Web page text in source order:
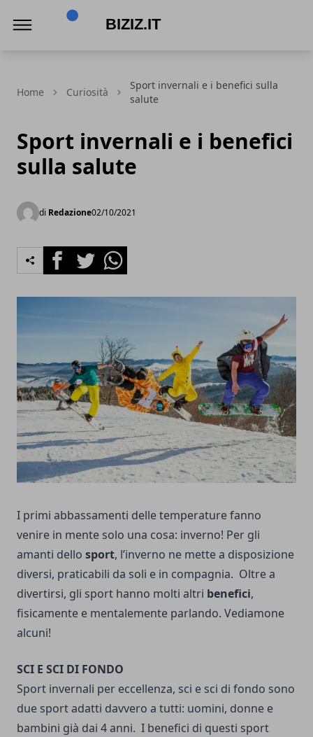
Home Curiosità
Sport invernali e i benefici sulla
salute
Sport invernali e i benefici
sulla salute
di Redazione02/10/2021
FacebookTwitterWhatsapp
I primi abbassamenti delle temperature fanno
venire in mente solo una cosa: inverno! Per gli
amanti dello sport, l’inverno ne mette a disposizione
diversi, praticabili da soli e in compagnia. Oltre a
divertirsi, gli sport hanno molti altri benefici,
fisicamente e mentalemente parlando. Vediamone
alcuni!
SCI E SCI DI FONDO
Sport invernali per eccellenza, sci e sci di fondo sono
due sport adatti davvero a tutti: uomini, donne e
bambini già dai 4 anni. I benefici di questi sport